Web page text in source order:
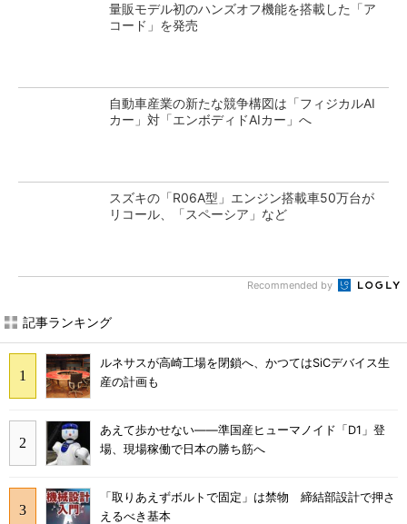
量販モデル初のハンズオフ機能を搭載した「ア
コード」を発売
自動車産業の新たな競争構図は「フィジカルAI
カー」対「エンボディドAIカー」へ
スズキの「R06A型」エンジン搭載車50万台が
リコール、「スペーシア」など
Recommended by
記事ランキング
ルネサスが高崎工場を閉鎖へ、かつてはSiCデバイス生
産の計画も
あえて歩かせない――準国産ヒューマノイド「D1」登
場、現場稼働で日本の勝ち筋へ
「取りあえずボルトで固定」は禁物 締結部設計で押さ
えるべき基本